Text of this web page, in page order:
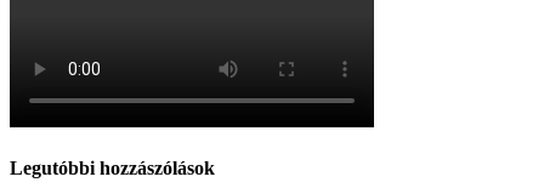
Legutóbbi hozzászólások